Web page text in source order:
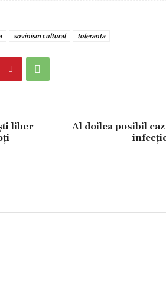
sovinism cultural toleranta
liber
Al doilea posibil